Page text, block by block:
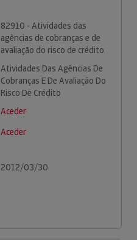
82910 - Atividades das
agências de cobranças e de
avaliação do risco de crédito
Atividades Das Agências De
Cobranças E De Avaliação Do
Risco De Crédito
Aceder
Aceder
2012/03/30